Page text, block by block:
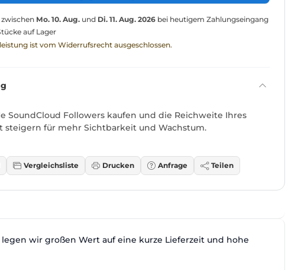
Mo. 10. Aug. und Di. 11. Aug. 2026 bei heutigem Zahlungseingang
auf Lager
ist vom Widerrufsrecht ausgeschlossen.
SoundCloud Followers kaufen und die Reichweite Ihres
steigern für mehr Sichtbarkeit und Wachstum.
Vergleichsliste Drucken Anfrage Teilen
wir großen Wert auf eine kurze Lieferzeit und hohe